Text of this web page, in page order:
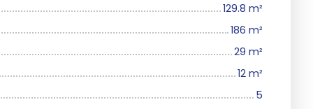
129.8 m²
186 m²
29 m²
12 m²
5